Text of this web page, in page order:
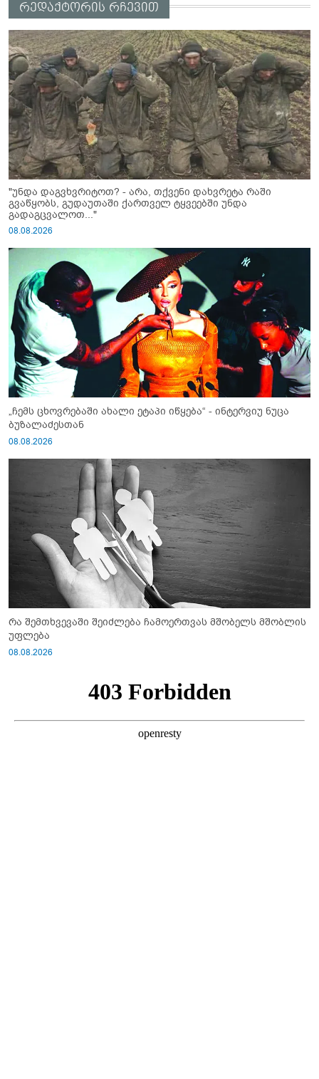
რედაქტორის რჩევით
"უნდა დაგვხვრიტოთ? - არა, თქვენი დახვრეტა რაში
გვაწყობს, გუდაუთაში ქართველ ტყვეებში უნდა
გადაგცვალოთ..."
08.08.2026
„ჩემს ცხოვრებაში ახალი ეტაპი იწყება“ - ინტერვიუ ნუცა
ბუზალაძესთან
08.08.2026
რა შემთხვევაში შეიძლება ჩამოერთვას მშობელს მშობლის
უფლება
08.08.2026